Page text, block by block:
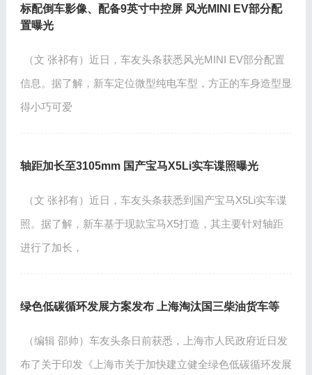
标配倒车影像、配备9英寸中控屏 风光MINI EV部分配
置曝光
（文 张祁有）近日，车友头条获悉风光MINI EV部分配置
信息。据了解，新车定位微型纯电车型，方正的车身造型显
得小巧可爱
轴距加长至3105mm 国产宝马X5Li实车谍照曝光
（文 张祁有）近日，车友头条获悉到国产宝马X5Li实车谍
照。据了解，新车基于现款宝马X5打造，其主要针对轴距
进行了加长，
绿色低碳循环发展方案发布 上海淘汰国三柴油货车等
（编辑 邵帅）车友头条日前获悉，上海市人民政府近日发
布了关于印发《上海市关于加快建立健全绿色低碳循环发展